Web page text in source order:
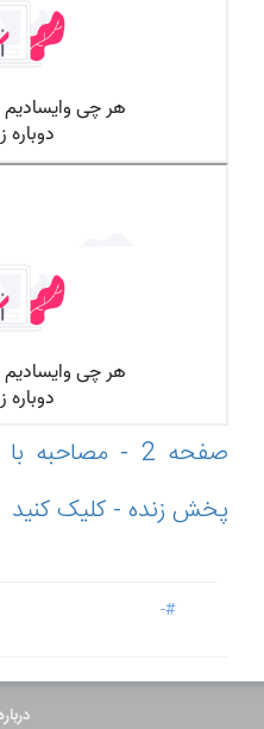
صفحه 2 -
پخش زنده - کلیک کنید
#-